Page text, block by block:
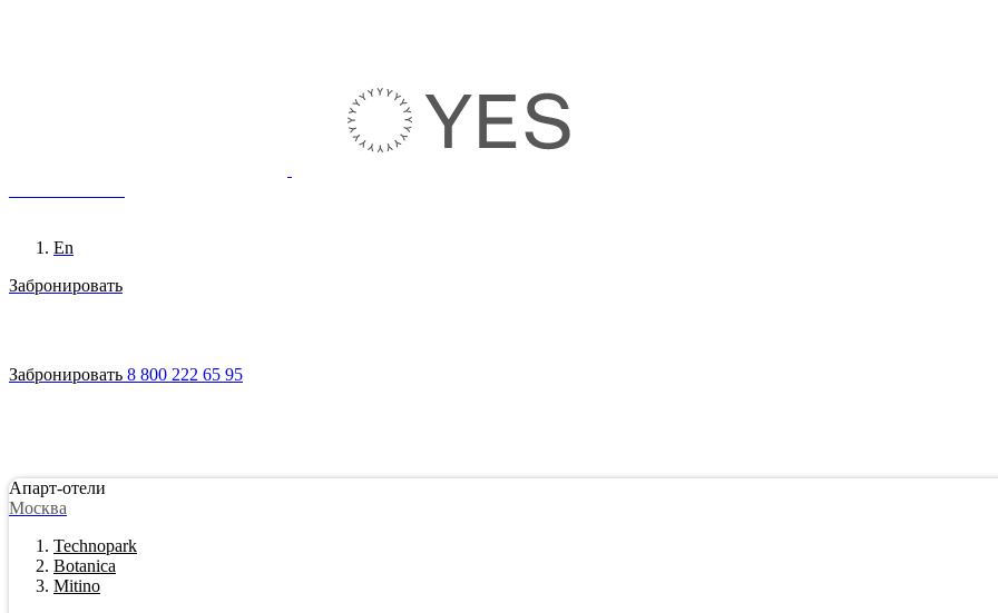
En
Забронировать
Забронировать 8 800 222 65 95
Апарт-отели
Москва
Technopark
Botanica
Mitino